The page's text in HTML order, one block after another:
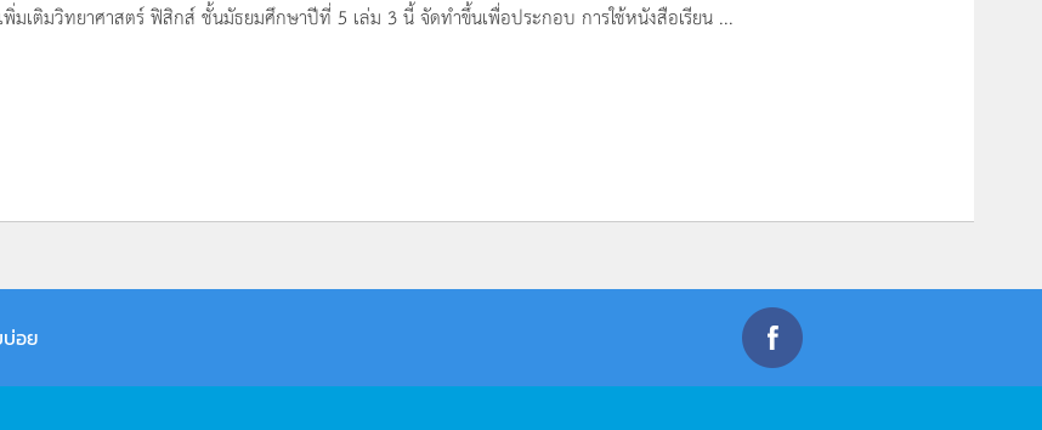
พิ่มเติมวิทยาศาสตร์ ฟิสิกส์ ชั้นมัธยมศึกษาปีที่ 5 เล่ม 3 นี้ จัดทำขึ้นเพื่อประกอบ การใช้หนังสือเรียน ...
อย